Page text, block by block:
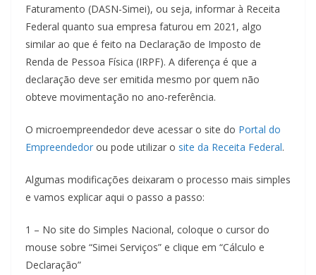
Faturamento (DASN-Simei), ou seja, informar à Receita
Federal quanto sua empresa faturou em 2021, algo
similar ao que é feito na Declaração de Imposto de
Renda de Pessoa Física (IRPF). A diferença é que a
declaração deve ser emitida mesmo por quem não
obteve movimentação no ano-referência.
O microempreendedor deve acessar o site do Portal do
Empreendedor ou pode utilizar o site da Receita Federal.
Algumas modificações deixaram o processo mais simples
e vamos explicar aqui o passo a passo:
1 – No site do Simples Nacional, coloque o cursor do
mouse sobre “Simei Serviços” e clique em “Cálculo e
Declaração”